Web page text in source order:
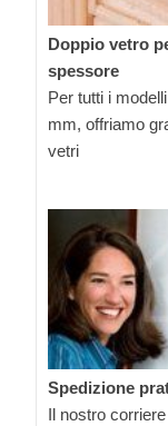
Doppio vetro
spessore
Per tutti i
mm, offriamo
vetri
Spedizione
Il nostro